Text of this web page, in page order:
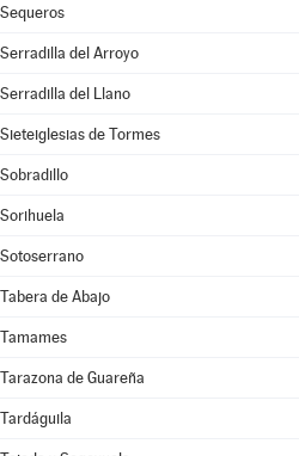
Sequeros
Serradilla del Arroyo
Serradilla del Llano
Sieteiglesias de Tormes
Sobradillo
Sorihuela
Sotoserrano
Tabera de Abajo
Tamames
Tarazona de Guareña
Tardáguila